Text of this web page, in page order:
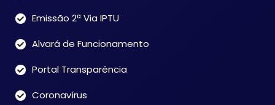
Emissão 2ª Via IPTU
Alvará de Funcionamento
Portal Transparência
Coronavírus